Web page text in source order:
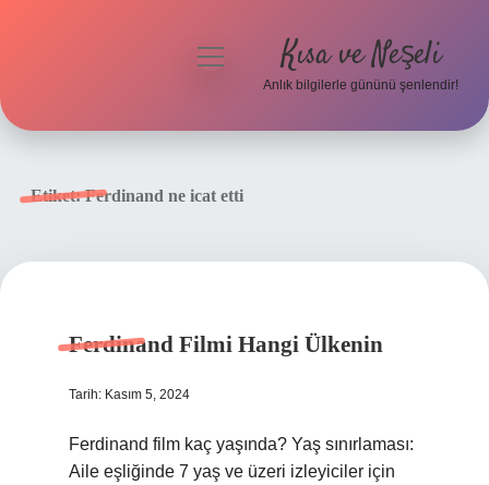
menüyü
Kısa ve Neşeli
Anlık bilgilerle gününü şenlendir!
Etiket:Ferdinand ne icat etti
Ferdinand Filmi Hangi Ülkenin
Tarih: Kasım 5, 2024
Ferdinand film kaç yaşında? Yaş sınırlaması:
Aile eşliğinde 7 yaş ve üzeri izleyiciler için